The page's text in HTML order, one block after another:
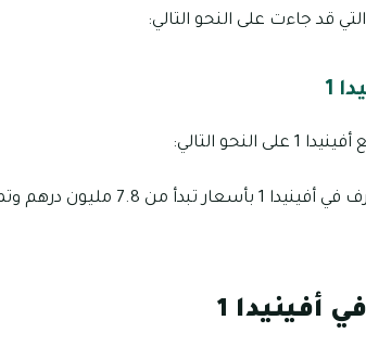
قد جاءت على النحو التالي:
1
التالي:
أفينيدا 1